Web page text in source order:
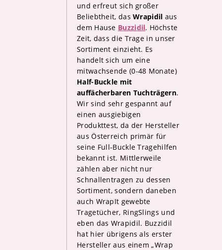
und erfreut sich großer
Beliebtheit, dasWrapidil aus
dem Hause Buzzidil. Höchste
Zeit, dass die Trage in unser
Sortiment einzieht. Es
handelt sich um eine
mitwachsende (0-48 Monate)
Half-Buckle mit
auffächerbaren Tuchträgern.
Wir sind sehr gespannt auf
einen ausgiebigen
Produkttest, da der Hersteller
aus Österreich primär für
seine Full-Buckle Tragehilfen
bekannt ist. Mittlerweile
zählen aber nicht nur
Schnallentragen zu dessen
Sortiment, sondern daneben
auch WrapIt gewebte
Tragetücher, RingSlings und
eben das Wrapidil. Buzzidil
hat hier übrigens als erster
Hersteller aus einem „Wrap